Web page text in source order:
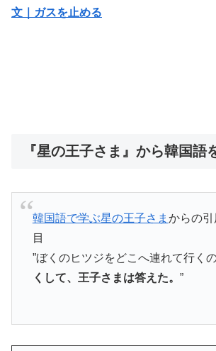
文｜ガスを止める
『星の王子さま』から韓国語
韓国語で学ぶ星の王子さま からの
目
”ぼくのヒツジをどこへ連れて行く
くして、王子さまは答えた。 ”